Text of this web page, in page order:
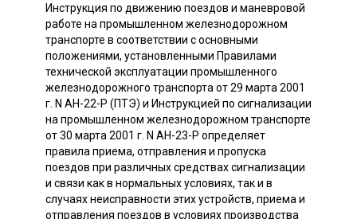
Инструкция по движению поездов и маневровой
работе на промышленном железнодорожном
транспорте в соответствии с основными
положениями, установленными Правилами
технической эксплуатации промышленного
железнодорожного транспорта от 29 марта 2001
г. N АН-22-Р (ПТЭ) и Инструкцией по сигнализации
на промышленном железнодорожном транспорте
от 30 марта 2001 г. N АН-23-Р определяет
правила приема, отправления и пропуска
поездов при различных средствах сигнализации
и связи как в нормальных условиях, так и в
случаях неисправности этих устройств, приема и
отправления поездов в условиях производства